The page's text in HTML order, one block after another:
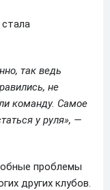
так ведь
не
команду. Самое
у руля», —
проблемы
других клубов.